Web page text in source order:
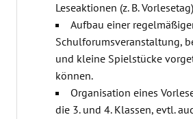
Leseaktionen (z. B. Vorlesetag)
Aufbau einer
Schulforumsveranstaltung,
und kleine Spielstücke
können.
Organisation eines
die 3. und 4. Klassen, evtl.